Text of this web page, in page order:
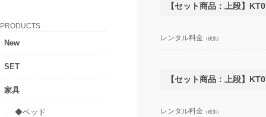
【セット商品：上段】
レンタル料金 （税別）
【セット商品：上段】
レンタル料金 （税別）
PRODUCTS
New
SET
家具
◆ベッド